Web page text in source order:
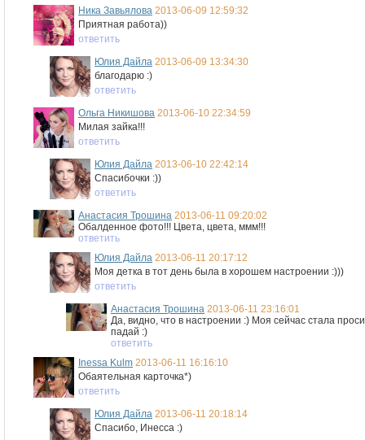
Ника Завьялова 2013-06-09 12:59:32
Приятная работа))
ответить
Юлия Дайла 2013-06-09 13:34:30
благодарю :)
ответить
Ольга Никишова 2013-06-10 22:34:59
Милая зайка!!!
ответить
Юлия Дайла 2013-06-10 22:42:14
Спасибочки :))
ответить
Анастасия Трошина 2013-06-11 09:20:02
Обалденное фото!!! Цвета, цвета, ммм!!!
ответить
Юлия Дайла 2013-06-11 20:17:12
Моя детка в тот день была в хорошем настроении :)))
ответить
Анастасия Трошина 2013-06-11 23:16:01
Да, видно, что в настроении :) Моя сейчас стала
падай :)
ответить
Inessa Kulm 2013-06-11 16:16:10
Обаятельная карточка*)
ответить
Юлия Дайла 2013-06-11 20:18:14
Спасибо, Инесса :)